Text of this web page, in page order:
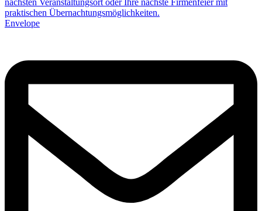
Envelope